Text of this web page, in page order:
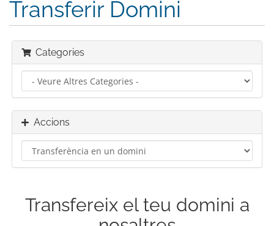
Transferir Domini
Categories
Accions
Transfereix el teu domini a